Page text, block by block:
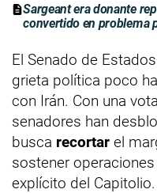
Sargeant era donante
convertido en problema
El Senado de
grieta política poco
con Irán. Con una
senadores han
busca recortar el
sostener
explícito del